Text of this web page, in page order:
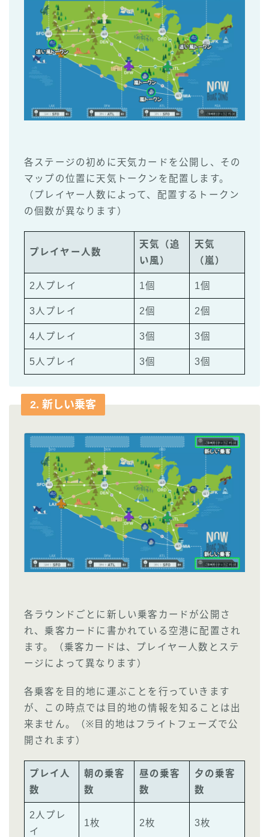
各ステージの初めに天気カードを公開し、その
マップの位置に天気トークンを配置します。
（プレイヤー人数によって、配置するトークン
の個数が異なります）
プレイヤー人数
天気（追
い風）
天気
（嵐）
2人プレイ 1個 1個
3人プレイ 2個 2個
4人プレイ 3個 3個
5人プレイ 3個 3個
2. 新しい乗客
各ラウンドごとに新しい乗客カードが公開さ
れ、乗客カードに書かれている空港に配置され
ます。（乗客カードは、プレイヤー人数とステ
ージによって異なります）
各乗客を目的地に運ぶことを行っていきます
が、この時点では目的地の情報を知ることは出
来ません。（※目的地はフライトフェーズで公
開されます）
プレイ人
数
朝の乗客
数
昼の乗客
数
夕の乗客
数
2人プレ
イ
1枚 2枚 3枚